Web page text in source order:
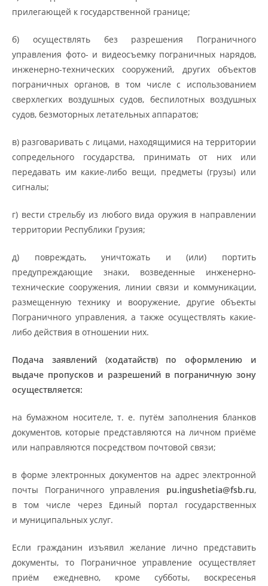
прилегающей к государственной границе;
б) осуществлять без разрешения Пограничного
управления фото- и видеосъемку пограничных нарядов,
инженерно-технических сооружений, других объектов
пограничных органов, в том числе с использованием
сверхлегких воздушных судов, беспилотных воздушных
судов, безмоторных летательных аппаратов;
в) разговаривать с лицами, находящимися на территории
сопредельного государства, принимать от них или
передавать им какие-либо вещи, предметы (грузы) или
сигналы;
г) вести стрельбу из любого вида оружия в направлении
территории Республики Грузия;
д) повреждать, уничтожать и (или) портить
предупреждающие знаки, возведенные инженерно-
технические сооружения, линии связи и коммуникации,
размещенную технику и вооружение, другие объекты
Пограничного управления, а также осуществлять какие-
либо действия в отношении них.
Подача заявлений (ходатайств) по оформлению и
выдаче пропусков и разрешений в пограничную зону
осуществляется:
на бумажном носителе, т. е. путём заполнения бланков
документов, которые представляются на личном приёме
или направляются посредством почтовой связи;
в форме электронных документов на адрес электронной
почты Пограничного управления pu.ingushetia@fsb.ru,
в том числе через Единый портал государственных
и муниципальных услуг.
Если гражданин изъявил желание лично представить
документы, то Пограничное управление осуществляет
приём ежедневно, кроме субботы, воскресенья